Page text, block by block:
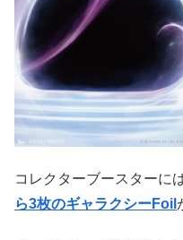
コレクターブースターに
ら3枚のギャラクシーFoil